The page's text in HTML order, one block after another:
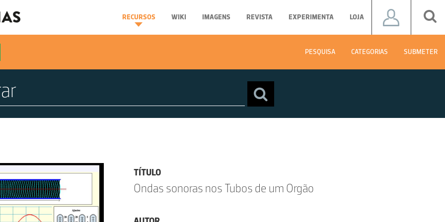
RECURSOS WIKI IMAGENS REVISTA EXPERIMENTA LOJA
PESQUISA CATEGORIAS SUBMETER
TÍTULO
Ondas sonoras nos Tubos de um Orgão